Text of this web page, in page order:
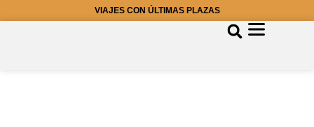
VIAJES CON ÚLTIMAS PLAZAS